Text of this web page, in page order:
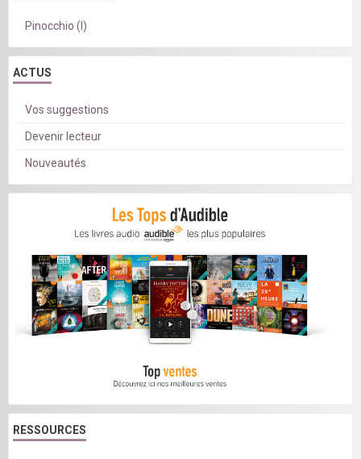
Pinocchio (I)
ACTUS
Vos suggestions
Devenir lecteur
Nouveautés
RESSOURCES